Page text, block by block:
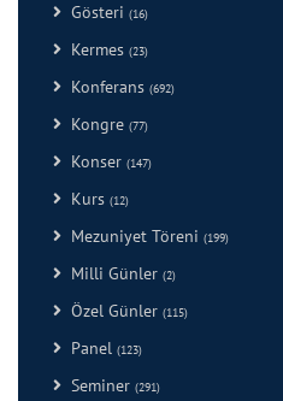
Gösteri (16)
Kermes (23)
Konferans (692)
Kongre (77)
Konser (147)
Kurs (12)
Mezuniyet Töreni (199)
Milli Günler (2)
Özel Günler (115)
Panel (123)
Seminer (291)